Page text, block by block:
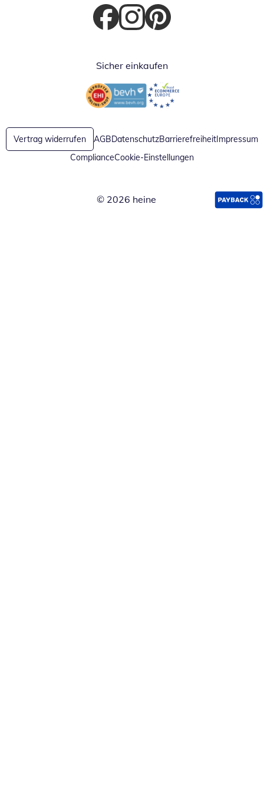
Öffnet in neuem Fenster
Öffnet in neuem Fenster
Öffnet in neuem Fenster
Sicher einkaufen
Öffnet in neuem FensterÖffnet in neuem Fenster
Vertrag widerrufen AGBDatenschutzBarrierefreiheitImpressum
ComplianceCookie-Einstellungen
© 2026 heine